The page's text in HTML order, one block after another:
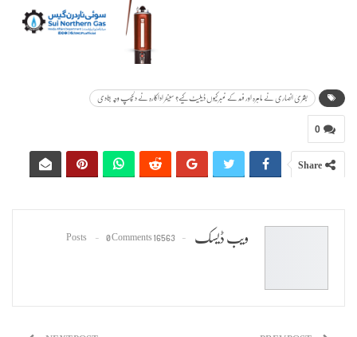
بشریٰ انصاری نے ماہرہ اور فہد کے نمبر کیوں ڈیلیٹ کیے؟ سینئر اداکارہ نے دلچسپ وجہ بتادی
0
Share
ویب ڈیسک 16563 Posts
0 Comments